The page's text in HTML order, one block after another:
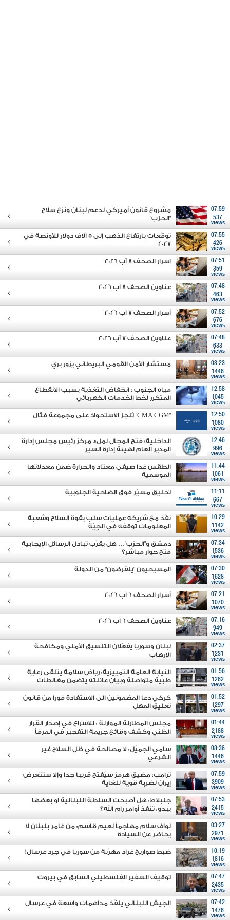
07:59
537
views
مشروع قانون أميركي لدعم لبنان ونزع سلاح
"الحزب"
07:55
426
views
توقّعات بارتفاع الذهب إلى 5 آلاف دولار للأونصة في
2027
07:51
359
views
اسرار الصحف 8 آب 2026
07:48
463
views
عناوين الصحف 8 آب 2026
07:52
676
views
أسرار الصحف 7 آب 2026
07:48
633
views
عناوين الصحف 7 آب 2026
03:23
1446
views
مستشار الأمن القومي البريطاني يزور بري
12:58
1045
views
مياه الجنوب : انخفاض التغذية بسبب الانقطاع
المتكرر لخط الخدمات الكهربائي
12:50
1080
views
"CMA CGM" تُنجز الاستحواذ على مجموعة فتّال
12:46
996
views
الداخلية: فتح المجال لملء مركز رئيس مجلس إدارة
المدير العام لهيئة إدارة السير
11:44
1061
views
الطقس غدا صيفي معتاد والحرارة ضمن معدلاتها
الموسمية
11:11
667
views
تحليق مسيّر فوق الضاحية الجنوبية
10:29
1142
views
نفّذ مع شريكه عمليات سلب بقوة السلاح وشعبة
المعلومات توقفه في الجِيّة
07:34
1536
views
دمشق و"الحزب"… هل يقرّب تبادل الرسائل الإيجابية
فتح حوار مباشر؟
07:30
1628
views
المسيحيون "ينقرضون" من الدولة
07:21
1070
views
أسرار الصحف 6 آب 2026
07:16
949
views
عناوين الصحف 6 آب 2026
02:37
1231
views
لبنان وسوريا يفعّلان التنسيق الأمني ومكافحة
الإرهاب
01:56
1262
views
النيابة العامة التمييزية: رياض سلامة يتلقى رعاية
طبية متواصلة وبيان عائلته يتضمن مغالطات
01:52
1297
views
كركي دعا المضمونين الى الاستفادة فورا من قانون
تعليق المهل
01:44
2188
views
مجلس المطارنة الموارنة : للاسراع في إصدار القرار
الظني وكشف وقائع جريمة التفجير في المرفأ
08:36
1446
views
سامي الجميّل: لا مصالحة في ظل السلاح غير
الشرعي
07:59
3909
views
ترامب: مضيق هرمز سيُفتح قريبا جدا وإلا ستتعرض
إيران لضربة قوية للغاية
07:53
2415
views
جنبلاط: هل أصبحت السلطة اللبنانية او بعضها
يبدو، تنفذ أوامر رام الله؟
03:27
2971
views
نواف سلام مهاجماً نعيم قاسم: من غامر بلبنان لا
يحاضر عن السيادة
10:19
1816
views
ضبط صواريخ غراد مهرّبة من سوريا في جرد عرسال!
07:47
2435
views
توقيف السفير الفلسطيني السابق في بيروت
07:42
1476
views
الجيش اللبناني ينفّذ مداهمات واسعة في عرسال